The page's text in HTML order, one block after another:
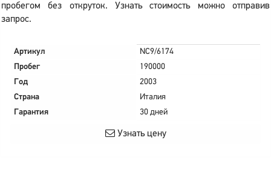
пробегом без откруток. Узнать стоимость можно отправив
запрос.
Артикул
NC9/6174
Пробег
190000
Год
2003
Страна
Италия
Гарантия
30 дней
Узнать цену